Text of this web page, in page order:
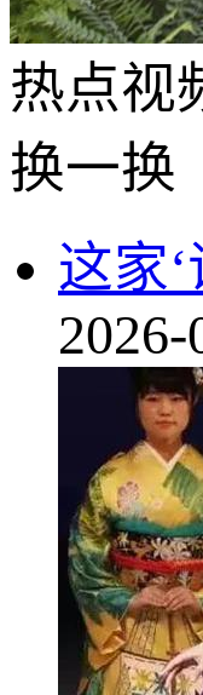
热点视
换一换
这家